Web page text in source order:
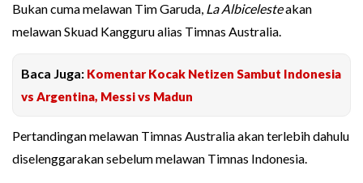
Bukan cuma melawan Tim Garuda, La Albicelesteakan
melawan Skuad Kangguru alias Timnas Australia.
Baca Juga: Komentar Kocak Netizen Sambut Indonesia
vs Argentina, Messi vs Madun
Pertandingan melawan Timnas Australia akan terlebih dahulu
diselenggarakan sebelum melawan Timnas Indonesia.